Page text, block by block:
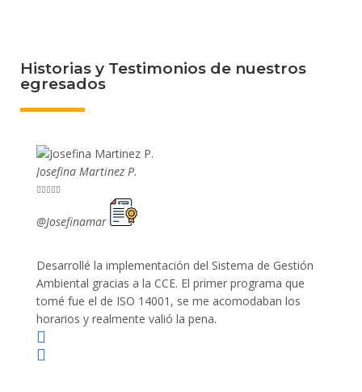
Historias y Testimonios de nuestros
egresados
Josefina Martinez P.

@Josefinamar
Desarrollé la implementación del Sistema de Gestión
Ambiental gracias a la CCE. El primer programa que
tomé fue el de ISO 14001, se me acomodaban los
horarios y realmente valió la pena.